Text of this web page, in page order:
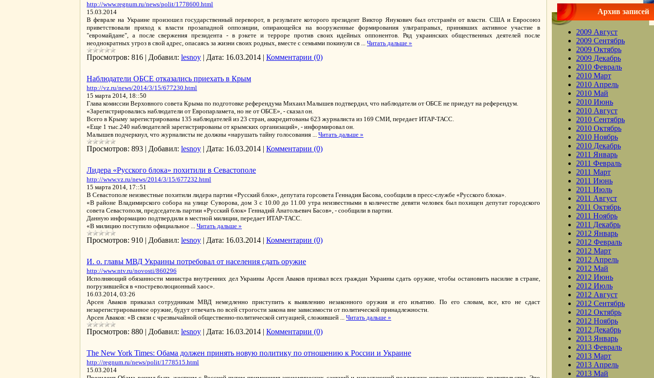
http://www.regnum.ru/news/polit/1778600.html
15.03.2014
В феврале на Украине произошел государственный переворот, в результате которого президент Виктор Янукович был отстранён от власти. США и Евросоюз
приветствовали приход к власти прозападной оппозиции, опирающейся на вооруженные формирования ультраправых, принявших активное участие в
"евромайдане", а после свержения президента - в рэкете и терроре против своих идейных оппонентов. Ряд украинских общественных деятелей после
неоднократных угроз в свой адрес, опасаясь за жизни своих родных, вместе с семьями покинули св ... Читать дальше »
Просмотров: 816 | Добавил: lesnoy | Дата: 16.03.2014 | Комментарии (0)
Наблюдатели ОБСЕ отказались приехать в Крым
http://vz.ru/news/2014/3/15/677230.html
15 марта 2014, 18::50
Глава комиссии Верховного совета Крыма по подготовке референдума Михаил Малышев подтвердил, что наблюдатели от ОБСЕ не приедут на референдум.
«Зарегистрировались наблюдатели от Европарламета, но не от ОБСЕ», - сказал он.
Всего в Крыму зарегистрированы 135 наблюдателей из 23 стран, аккредитованы 623 журналиста из 169 СМИ, передает ИТАР-ТАСС.
«Еще 1 тыс.240 наблюдателей зарегистрированы от крымских организаций», - информировал он.
Малышев подчеркнул, что журналисты не должны «нарушать тайну голосования ... Читать дальше »
Просмотров: 893 | Добавил: lesnoy | Дата: 16.03.2014 | Комментарии (0)
Лидера «Русского блока» похитили в Севастополе
http://www.vz.ru/news/2014/3/15/677232.html
15 марта 2014, 17::51
В Севастополе неизвестные похитили лидера партии «Русский блок», депутата горсовета Геннадия Басова, сообщили в пресс-службе «Русского блока».
«В районе Владимирского собора на улице Суворова, дом 3 с 10.00 до 11.00 утра неизвестными в количестве девяти человек был похищен депутат городского
совета Севастополя, председатель партии «Русский блок» Геннадий Анатольевич Басов», - сообщили в партии.
Данную информацию подтвердили в местной милиции, передает ИТАР-ТАСС.
«В милицию поступило официальное ... Читать дальше »
Просмотров: 910 | Добавил: lesnoy | Дата: 16.03.2014 | Комментарии (0)
И. о. главы МВД Украины потребовал от населения сдать оружие
http://www.ntv.ru/novosti/860296
Исполняющий обязанности министра внутренних дел Украины Арсен Аваков призвал всех граждан Украины сдать оружие, чтобы остановить насилие в стране,
погрузившейся в «постреволюционный хаос».
16.03.2014, 03:26
Арсен Аваков приказал сотрудникам МВД немедленно приступить к выявлению незаконного оружия и его изъятию. По его словам, все, кто не сдаст
незарегистрированное оружие, будут отвечать по всей строгости закона вне зависимости от политической принадлежности.
Арсен Аваков: «В связи с чрезвычайной общественно-политической ситуацией, сложившей ... Читать дальше »
Просмотров: 880 | Добавил: lesnoy | Дата: 16.03.2014 | Комментарии (0)
The New York Times: Обама должен принять новую политику по отношению к России и Украине
http://regnum.ru/news/polit/1778515.html
15.03.2014
Архив записей
2009 Август
2009 Сентябрь
2009 Октябрь
2009 Декабрь
2010 Февраль
2010 Март
2010 Апрель
2010 Май
2010 Июнь
2010 Август
2010 Сентябрь
2010 Октябрь
2010 Ноябрь
2010 Декабрь
2011 Январь
2011 Февраль
2011 Март
2011 Июнь
2011 Июль
2011 Август
2011 Октябрь
2011 Ноябрь
2011 Декабрь
2012 Январь
2012 Февраль
2012 Март
2012 Апрель
2012 Май
2012 Июнь
2012 Июль
2012 Август
2012 Сентябрь
2012 Октябрь
2012 Ноябрь
2012 Декабрь
2013 Январь
2013 Февраль
2013 Март
2013 Апрель
2013 Май